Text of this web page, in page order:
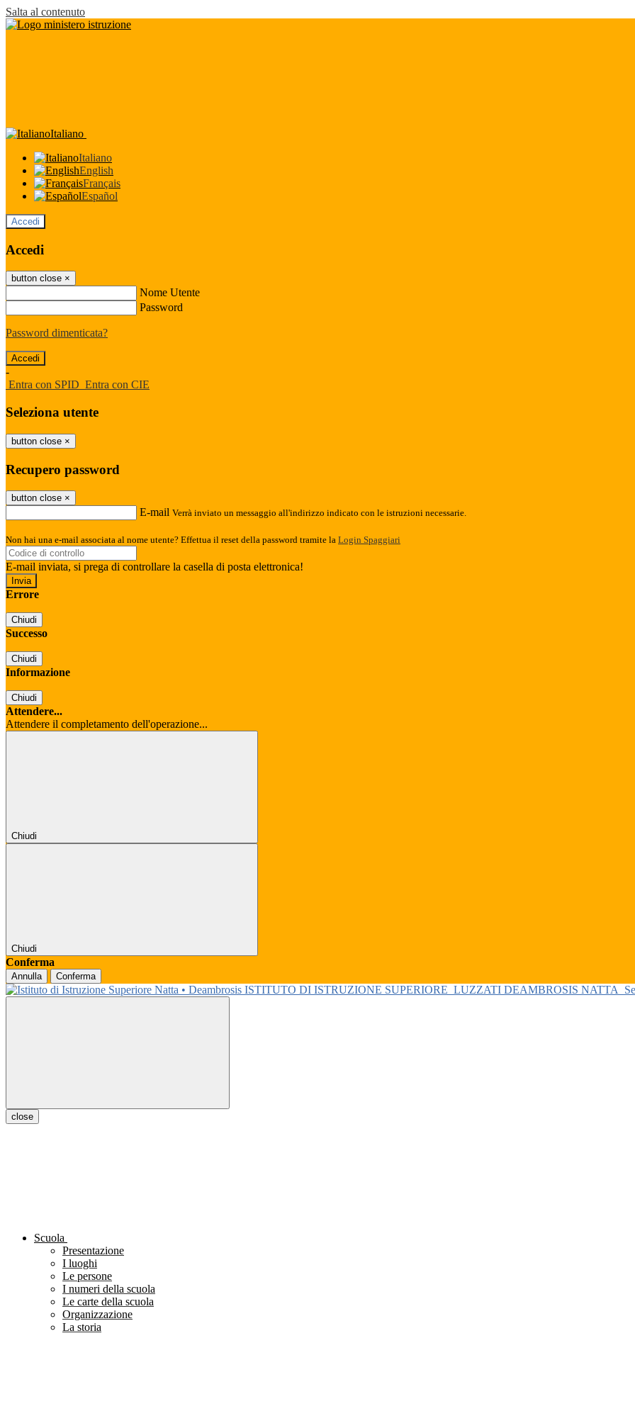
Salta al contenuto
Italiano
Italiano
English
Français
Español
Accedi
Accedi
button close ×
Nome Utente
Password
Password dimenticata?
-
Entra con SPID Entra con CIE
Seleziona utente
button close ×
Recupero password
button close ×
E-mail Verrà inviato un messaggio all'indirizzo indicato con le istruzioni necessarie.
Non hai una e-mail associata al nome utente? Effettua il reset della password tramite la Login Spaggiari
E-mail inviata, si prega di controllare la casella di posta elettronica!
Errore
Chiudi
Successo
Chiudi
Informazione
Chiudi
Attendere...
Attendere il completamento dell'operazione...
Chiudi
Chiudi
Conferma
Annulla Conferma
ISTITUTO DI ISTRUZIONE SUPERIORE LUZZATI DEAMBROSIS NATTA
close
Scuola
Presentazione
I luoghi
Le persone
I numeri della scuola
Le carte della scuola
Organizzazione
La storia